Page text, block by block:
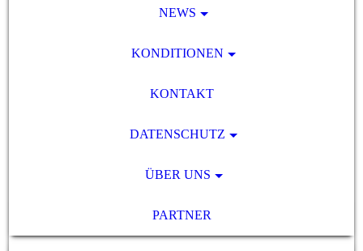
NEWS
KONDITIONEN
KONTAKT
DATENSCHUTZ
ÜBER UNS
PARTNER